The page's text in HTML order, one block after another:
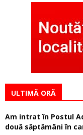
ULTIMĂ ORĂ
Am intrat în Postul
două săptămâni în